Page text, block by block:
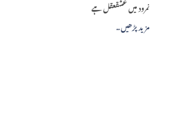
نمرود میں عشقعقل ہے
.. مزید پڑھیں